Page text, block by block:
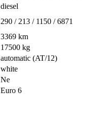
diesel
290 / 213 / 1150 / 6871
3369 km
17500 kg
automatic (AT/12)
white
Ne
Euro 6